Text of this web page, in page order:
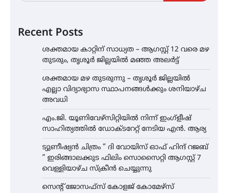
Recent Posts
ശക്തമായ കാറ്റിന് സാധ്യത – ആഗസ്റ്റ് 12 വരെ മഴ
തുടരും, തൃശൂർ ജില്ലയിൽ മഞ്ഞ അലർട്ട്
ശക്തമായ മഴ തുടരുന്നു – തൃശൂർ ജില്ലയിൽ
എല്ലാ വിദ്യാഭ്യാസ സ്ഥാപനങ്ങൾക്കും ശനിയാഴ്ച
അവധി
എം.ജി. യൂണിവേഴ്‌സിറ്റിയിൽ നിന്ന് ഇംഗ്ളീഷ്
സാഹിത്യത്തിൽ ഡോക്ടറേറ്റ് നേടിയ എൻ. ആര്യ
ട്യുണീഷ്യൻ ചിത്രം ” ദി വോയിസ് ഓഫ് ഹിന്ദ് റജബ്
” ഇരിങ്ങാലക്കുട ഫിലിം സൊസൈറ്റി ആഗസ്റ്റ് 7
വെള്ളിയാഴ്ച സ്‌ക്രീൻ ചെയ്യുന്നു
സെന്റ് ജോസഫ്സ് കോളജ് കോമേഴ്‌സ്